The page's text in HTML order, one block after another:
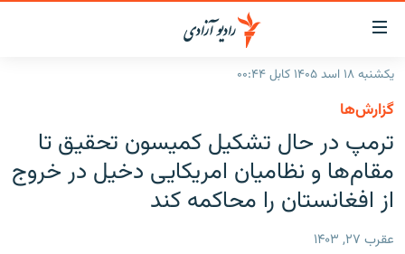
لینک‌های
قابل
دسترسی
بازگشت
متن
اصلی
بازگشت
منوی
اصلی
افغانستان
منطقه
خبرها
افغانستان
جدول نشرات
یکشنبه ۱۸ اسد ۱۴۰۵ کابل ۰۰:۴۴
گزارش‌ها
ترمپ در حال تشکیل کمیسون تحقیق تا
مقام‌ها و نظامیان امریکایی دخیل در خروج
از افغانستان را محاکمه کند
عقرب ۲۷, ۱۴۰۳